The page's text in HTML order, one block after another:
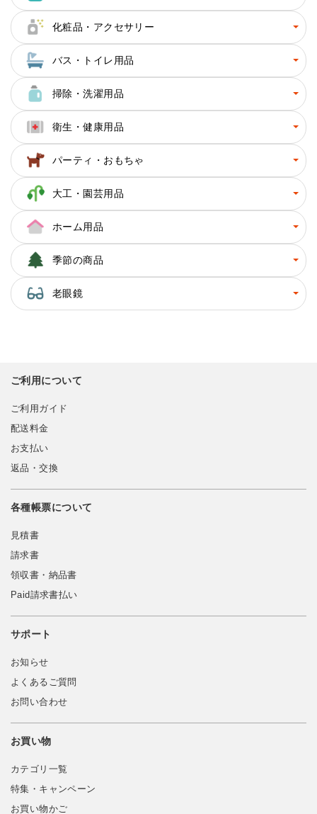
化粧品・アクセサリー
バス・トイレ用品
掃除・洗濯用品
衛生・健康用品
パーティ・おもちゃ
大工・園芸用品
ホーム用品
季節の商品
老眼鏡
ご利用について
ご利用ガイド
配送料金
お支払い
返品・交換
各種帳票について
見積書
請求書
領収書・納品書
Paid請求書払い
サポート
お知らせ
よくあるご質問
お問い合わせ
お買い物
カテゴリ一覧
特集・キャンペーン
お買い物かご